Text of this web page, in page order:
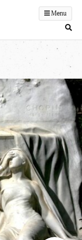
Menu